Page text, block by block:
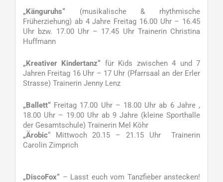
„Känguruhs“ (musikalische & rhythmische
Früherziehung) ab 4 Jahre Freitag 16.00 Uhr – 16.45
Uhr bzw. 17.00 Uhr – 17.45 Uhr Trainerin Christina
Huffmann
„Kreativer Kindertanz“ für Kids zwischen 4 und 7
Jahren Freitag 16 Uhr – 17 Uhr (Pfarrsaal an der Erler
Strasse) Trainerin Jenny Lenz
„Ballett“ Freitag 17.00 Uhr – 18.00 Uhr ab 6 Jahre ,
18.00 Uhr – 19.00 Uhr ab 9 Jahre (kleine Sporthalle
der Gesamtschule) Trainerin Mel Köhr
„Ärobic“ Mittwoch 20.15 – 21.15 Uhr Trainerin
Carolin Zimprich
„DiscoFox“ – Lasst euch vom Tanzfieber anstecken!